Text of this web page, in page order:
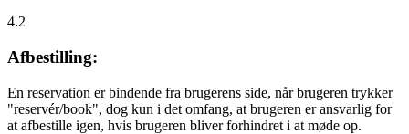
4.2
Afbestilling:
En reservation er bindende fra brugerens side, når brugeren trykker
"reservér/book", dog kun i det omfang, at brugeren er ansvarlig for
at afbestille igen, hvis brugeren bliver forhindret i at møde op.